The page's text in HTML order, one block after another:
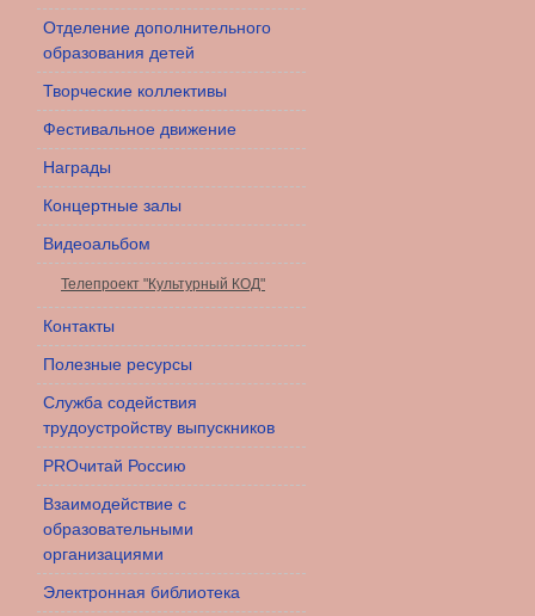
Отделение дополнительного
образования детей
Творческие коллективы
Фестивальное движение
Награды
Концертные залы
Видеоальбом
Телепроект "Культурный КОД"
Контакты
Полезные ресурсы
Служба содействия
трудоустройству выпускников
PROчитай Россию
Взаимодействие с
образовательными
организациями
Электронная библиотека